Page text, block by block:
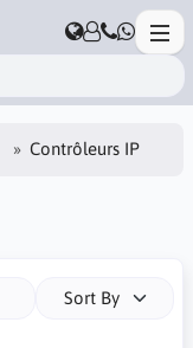
Contrôleurs IP
Sort By